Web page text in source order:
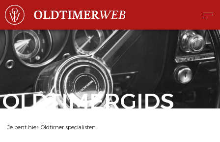
OLDTIMERGIDS
Je bent hier: Oldtimer specialisten